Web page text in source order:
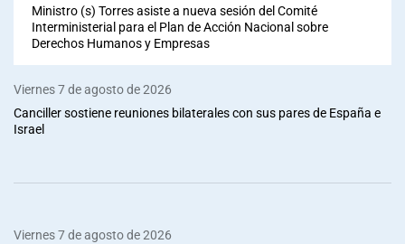
Ministro (s) Torres asiste a nueva sesión del Comité
Interministerial para el Plan de Acción Nacional sobre
Derechos Humanos y Empresas
Viernes 7 de agosto de 2026
Canciller sostiene reuniones bilaterales con sus pares de España e
Israel
Viernes 7 de agosto de 2026